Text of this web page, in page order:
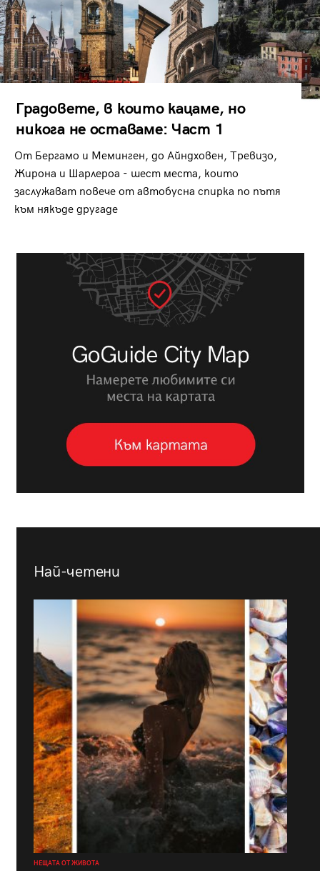
Градовете, в които кацаме, но
никога не оставаме: Част 1
От Бергамо и Меминген, до Айндховен, Тревизо,
Жирона и Шарлероа - шест места, които
заслужават повече от автобусна спирка по пътя
към някъде другаде
Най-четени
НЕЩАТА ОТ ЖИВОТА